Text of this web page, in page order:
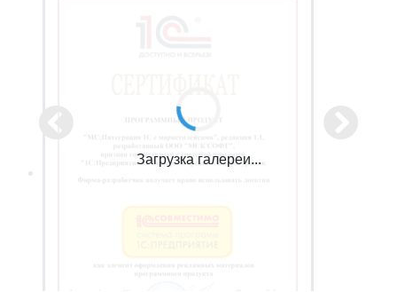
Загрузка галереи...